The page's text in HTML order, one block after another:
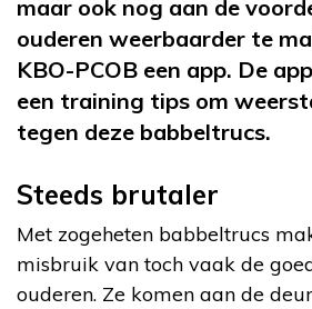
maar ook nog aan de
ouderen weerbaarder te
KBO-PCOB een app. De
een training tips om
tegen deze babbeltrucs.
Steeds brutaler
Met zogeheten babbeltrucs
misbruik van toch vaak de
ouderen. Ze komen aan de